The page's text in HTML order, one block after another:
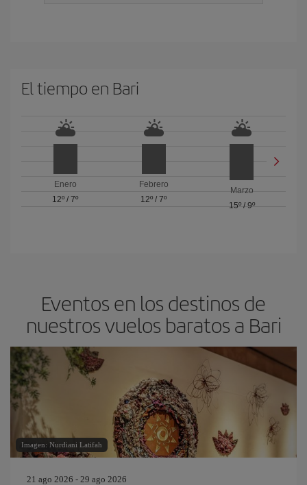
El tiempo en Bari
Enero
12º /7º
Febrero
12º / 7º
Marzo
15º/ 9º
Eventos en los destinos de
nuestros vuelos baratos a Bari
Imagen: Nurdiani Latifah
21 ago 2026 - 29 ago 2026